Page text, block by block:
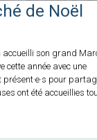
de Noël
accueilli son grand
cette année avec une
présent·e·s pour
ont été accueillies